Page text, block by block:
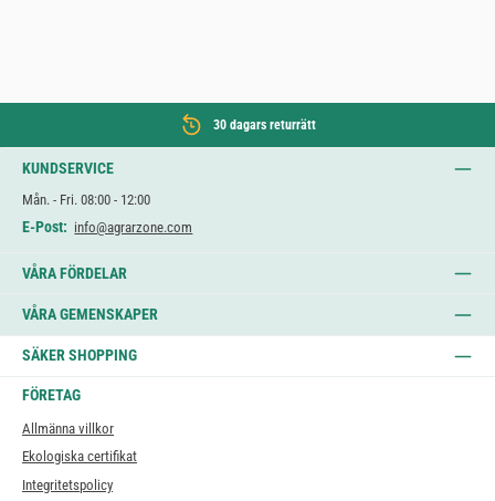
30 dagars returrätt
KUNDSERVICE
Mån. - Fri. 08:00 - 12:00
E-Post: info@agrarzone.com
VÅRA FÖRDELAR
VÅRA GEMENSKAPER
SÄKER SHOPPING
FÖRETAG
Allmänna villkor
Ekologiska certifikat
Integritetspolicy